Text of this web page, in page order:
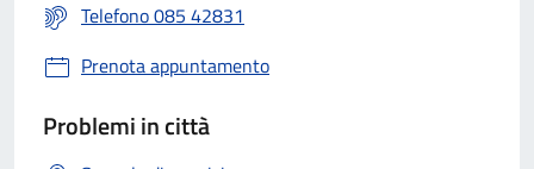
Telefono 085 42831
Prenota appuntamento
Problemi in città